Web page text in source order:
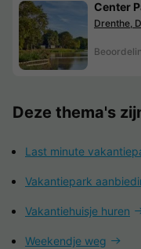
Center
Drenthe,
Deze thema's
Last minute
Vakantiepark
Vakantiehuisje huren
Weekendje weg